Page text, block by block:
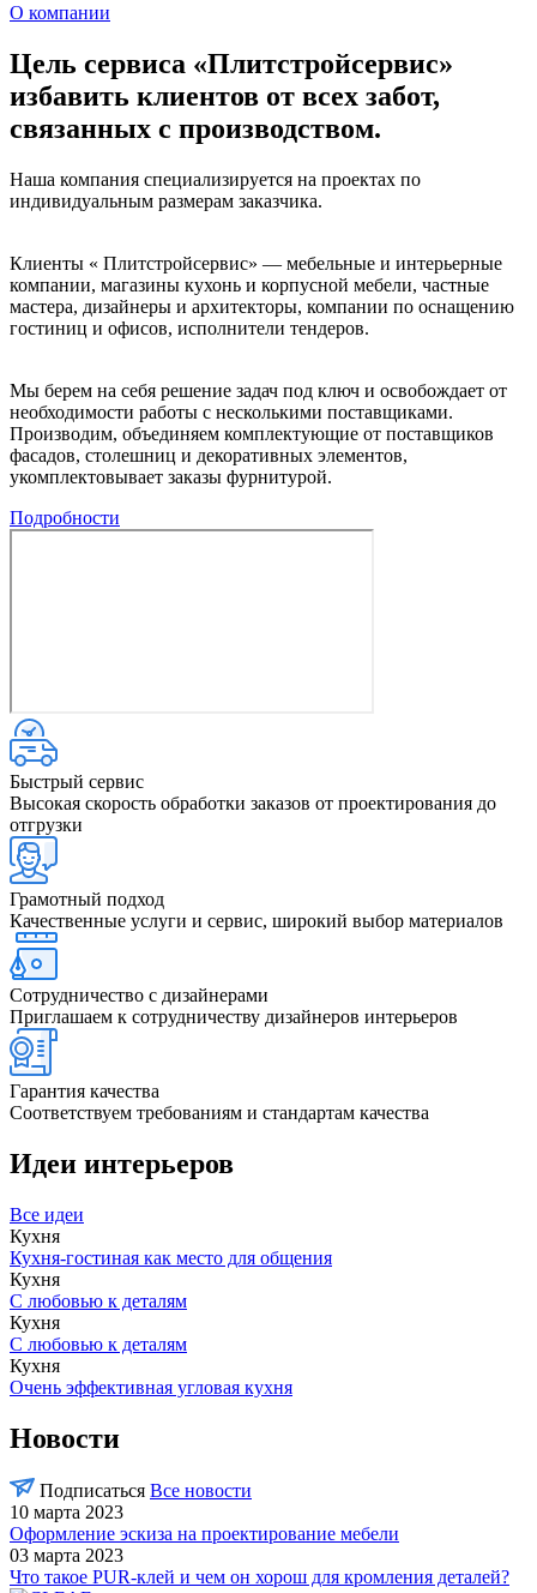
О компании
Цель сервиса «Плитстройсервис»
избавить клиентов от всех забот,
связанных с производством.
Наша компания специализируется на проектах по
индивидуальным размерам заказчика.
Клиенты « Плитстройсервис» — мебельные и интерьерные
компании, магазины кухонь и корпусной мебели, частные
мастера, дизайнеры и архитекторы, компании по оснащению
гостиниц и офисов, исполнители тендеров.
Мы берем на себя решение задач под ключ и освобождает от
необходимости работы с несколькими поставщиками.
Производим, объединяем комплектующие от поставщиков
фасадов, столешниц и декоративных элементов,
укомплектовывает заказы фурнитурой.
Подробности
Быстрый сервис
Высокая скорость обработки заказов от проектирования до
отгрузки
Грамотный подход
Качественные услуги и сервис, широкий выбор материалов
Сотрудничество с дизайнерами
Приглашаем к сотрудничеству дизайнеров интерьеров
Гарантия качества
Соответствуем требованиям и стандартам качества
Идеи интерьеров
Все идеи
Кухня
Кухня-гостиная как место для общения
Кухня
С любовью к деталям
Кухня
С любовью к деталям
Кухня
Очень эффективная угловая кухня
Новости
Подписаться Все новости
10 марта 2023
Оформление эскиза на проектирование мебели
03 марта 2023
Что такое PUR-клей и чем он хорош для кромления деталей?